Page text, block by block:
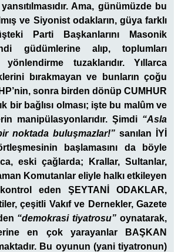
Ama, günümüzde bu
ve Siyonist odakların, güya farklı
Parti Başkanlarını Masonik
güdümlerine alıp, toplumları
tuzaklarıdır. Yıllarca
bırakmayan ve bunların çoğu
sonra birden dönüp CUMHUR
bir bağlısı olması; işte bu malûm ve
manipülasyonlarıdır. Şimdi “Asla
noktada buluşmazlar!” sanılan İYİ
başlamasını da böyle
eski çağlarda; Krallar, Sultanlar,
Komutanlar eliyle halkı etkileyen
eden ŞEYTANİ ODAKLAR,
çeşitli Vakıf ve Dernekler, Gazete
“demokrasi tiyatrosu” oynatarak,
en çok yarayanlar BAŞKAN
Bu oyunun (yani tiyatronun)